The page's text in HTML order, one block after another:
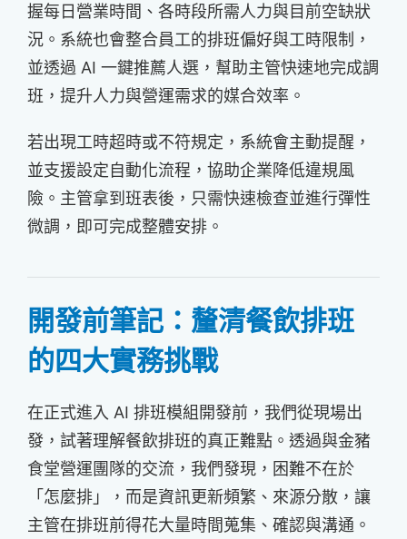
握每日營業時間、各時段所需人力與目前空缺狀
況。系統也會整合員工的排班偏好與工時限制，
並透過 AI 一鍵推薦人選，幫助主管快速地完成調
班，提升人力與營運需求的媒合效率。
若出現工時超時或不符規定，系統會主動提醒，
並支援設定自動化流程，協助企業降低違規風
險。主管拿到班表後，只需快速檢查並進行彈性
微調，即可完成整體安排。
開發前筆記：釐清餐飲排班
的四大實務挑戰
在正式進入 AI 排班模組開發前，我們從現場出
發，試著理解餐飲排班的真正難點。透過與金豬
食堂營運團隊的交流，我們發現，困難不在於
「怎麼排」，而是資訊更新頻繁、來源分散，讓
主管在排班前得花大量時間蒐集、確認與溝通。